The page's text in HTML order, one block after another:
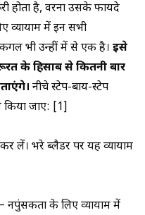
होता है, वरना उसके फायदे
व्यायाममें इन सभी
भी उन्हीं में से एक है। इसे
के हिसाब से कितनी बार
नीचे स्टेप-बाय-स्टेप
जाए: [1]
लें। भरे ब्लैडर पर यह व्यायाम
नपुंसकता के लिए व्यायाममें